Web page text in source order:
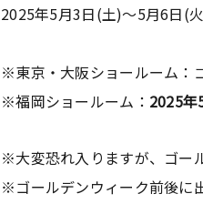
2025年5月3日(土)～5月6日(
※東京・大阪ショールーム：
※福岡ショールーム： 2025
※大変恐れ入りますが、ゴー
※ゴールデンウィーク前後に